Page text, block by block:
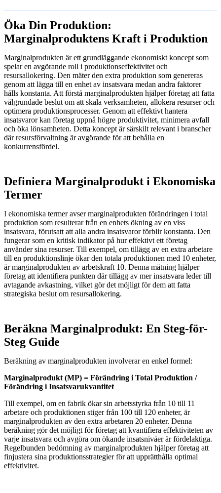
Öka Din Produktion:
Marginalproduktens Kraft i Produktion
Marginalprodukten är ett grundläggande ekonomiskt koncept som
spelar en avgörande roll i produktionseffektivitet och
resursallokering. Den mäter den extra produktion som genereras
genom att lägga till en enhet av insatsvara medan andra faktorer
hålls konstanta. Att förstå marginalprodukten hjälper företag att fatta
välgrundade beslut om att skala verksamheten, allokera resurser och
optimera produktionsprocesser. Genom att effektivt hantera
insatsvaror kan företag uppnå högre produktivitet, minimera avfall
och öka lönsamheten. Detta koncept är särskilt relevant i branscher
där resursförvaltning är avgörande för att behålla en
konkurrensfördel.
Definiera Marginalprodukt i Ekonomiska
Termer
I ekonomiska termer avser marginalprodukten förändringen i total
produktion som resulterar från en enhets ökning av en viss
insatsvara, förutsatt att alla andra insatsvaror förblir konstanta. Den
fungerar som en kritisk indikator på hur effektivt ett företag
använder sina resurser. Till exempel, om tillägg av en extra arbetare
till en produktionslinje ökar den totala produktionen med 10 enheter,
är marginalprodukten av arbetskraft 10. Denna mätning hjälper
företag att identifiera punkten där tillägg av mer insatsvara leder till
avtagande avkastning, vilket gör det möjligt för dem att fatta
strategiska beslut om resursallokering.
Beräkna Marginalprodukt: En Steg-för-
Steg Guide
Beräkning av marginalprodukten involverar en enkel formel:
Marginalprodukt (MP) = Förändring i Total Produktion /
Förändring i Insatsvarukvantitet
Till exempel, om en fabrik ökar sin arbetsstyrka från 10 till 11
arbetare och produktionen stiger från 100 till 120 enheter, är
marginalprodukten av den extra arbetaren 20 enheter. Denna
beräkning gör det möjligt för företag att kvantifiera effektiviteten av
varje insatsvara och avgöra om ökande insatsnivåer är fördelaktiga.
Regelbunden bedömning av marginalprodukten hjälper företag att
finjustera sina produktionsstrategier för att upprätthålla optimal
effektivitet.